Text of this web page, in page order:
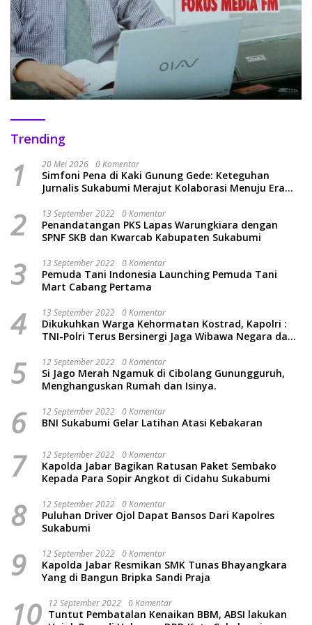
Trending
1 20 Mei 2026 0 Komentar
Simfoni Pena di Kaki Gunung Gede: Keteguhan
Jurnalis Sukabumi Merajut Kolaborasi Menuju Era
2 13 September 2022 0 Komentar
Penandatangan PKS Lapas Warungkiara dengan
SPNF SKB dan Kwarcab Kabupaten Sukabumi
3 13 September 2022 0 Komentar
Pemuda Tani Indonesia Launching Pemuda Tani
Mart Cabang Pertama
4 13 September 2022 0 Komentar
Dikukuhkan Warga Kehormatan Kostrad, Kapolri :
TNI-Polri Terus Bersinergi Jaga Wibawa Negara dan
5 12 September 2022 0 Komentar
Si Jago Merah Ngamuk di Cibolang Gunungguruh,
Menghanguskan Rumah dan Isinya.
6 12 September 2022 0 Komentar
BNI Sukabumi Gelar Latihan Atasi Kebakaran
7 12 September 2022 0 Komentar
Kapolda Jabar Bagikan Ratusan Paket Sembako
Kepada Para Sopir Angkot di Cidahu Sukabumi
8 12 September 2022 0 Komentar
Puluhan Driver Ojol Dapat Bansos Dari Kapolres
Sukabumi
9 12 September 2022 0 Komentar
Kapolda Jabar Resmikan SMK Tunas Bhayangkara
Yang di Bangun Bripka Sandi Praja
10 12 September 2022 0 Komentar
Tuntut Pembatalan Kenaikan BBM, ABSI lakukan